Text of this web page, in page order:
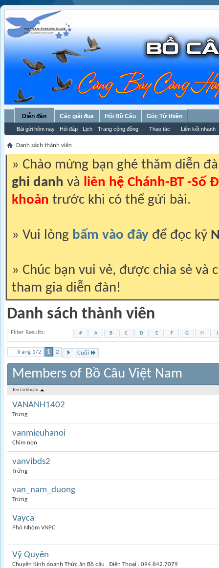
Diễn đàn
Bài gửi hôm nay Hỏi đáp Lịch Trang cộng đồng Thao tác Liên kết nhanh
Các giải đua Hội Bồ Câu Góc Từ thiện
Danh sách thành viên
» Chào mừng bạn ghé thăm diễn
ghi danh và liên hệ Chánh-BT -Số
khoản trước khi có thể gửi bài.
» Vui lòng bấm vào đây để đọc kỹ
» Chúc bạn vui vẻ, được chia sẻ và
tham gia diễn đàn!
Danh sách thành viên
Filter Results # A B C D E F G H
Trang 1/2 1 2 Cuối
Members of Bồ Câu Việt Nam
Tên tài khoản
VANANH1402
Trứng
vanmieuhanoi
Chim non
vanvibds2
Trứng
van_nam_duong
Trứng
Vayca
Phó Nhòm VNPC
Vỹ Quyên
Chuyên Kinh doanh Thức ăn Bồ câu . Điện Thoại : 094.842.7079